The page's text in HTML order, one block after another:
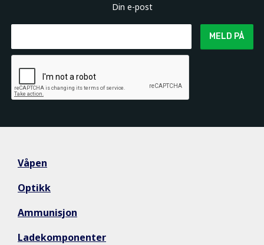
Din e-post
MELD PÅ
Våpen
Optikk
Ammunisjon
Ladekomponenter